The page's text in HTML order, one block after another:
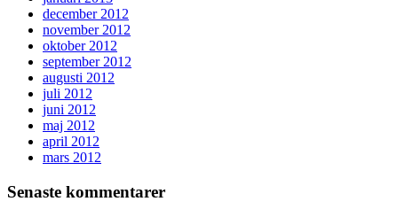
december 2012
november 2012
oktober 2012
september 2012
augusti 2012
juli 2012
juni 2012
maj 2012
april 2012
mars 2012
Senaste kommentarer